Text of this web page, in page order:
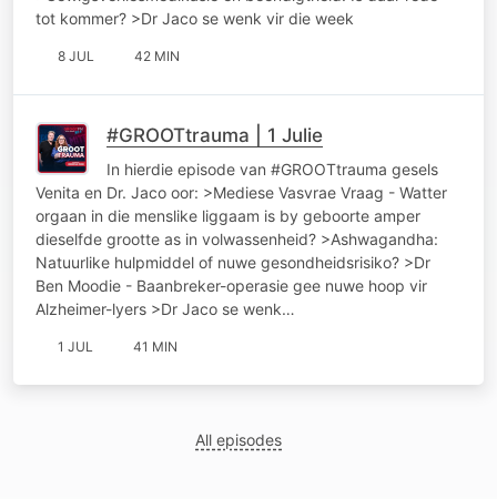
tot kommer? >Dr Jaco se wenk vir die week
8 JUL 42 MIN
#GROOTtrauma | 1 Julie
In hierdie episode van #GROOTtrauma gesels
Venita en Dr. Jaco oor: >Mediese Vasvrae Vraag - Watter
orgaan in die menslike liggaam is by geboorte amper
dieselfde grootte as in volwassenheid? >Ashwagandha:
Natuurlike hulpmiddel of nuwe gesondheidsrisiko? >Dr
Ben Moodie - Baanbreker-operasie gee nuwe hoop vir
Alzheimer-lyers >Dr Jaco se wenk…
1 JUL 41 MIN
All episodes